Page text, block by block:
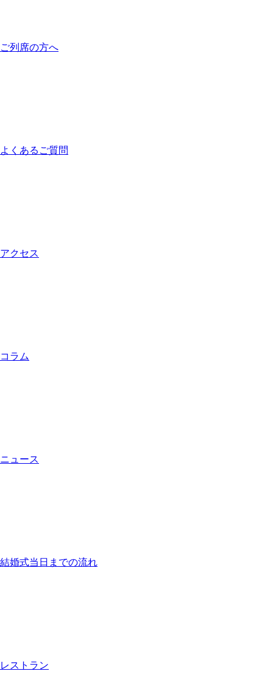
ご列席の方へ
よくあるご質問
アクセス
コラム
ニュース
結婚式当日までの流れ
レストラン